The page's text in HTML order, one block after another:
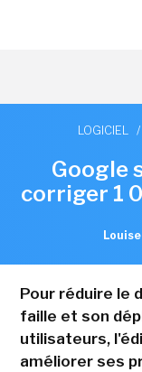
LOGICIEL /
Google
corriger 1
Pour réduire le
faille et son
utilisateurs,
améliorer ses